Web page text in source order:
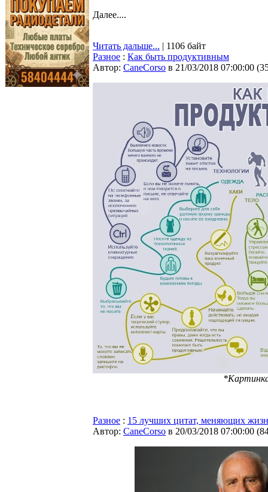
Далее....
Читать дальше... | 1106 байт
Разное : Как быть продуктивным
Автор: CaneCorso в 21/03/2018 07:00:00 (
Разное : 15 лучших цитат, меняющих
Автор: CaneCorso в 20/03/2018 07:00:00 (